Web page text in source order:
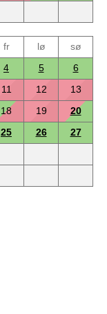
fr lø
sø
4 5
6
11 12
13
18 19
20
25 26
27